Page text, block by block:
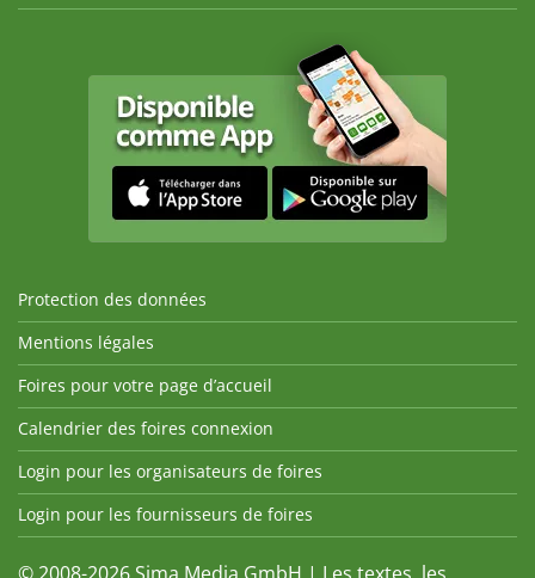
Protection des données
Mentions légales
Foires pour votre page d’accueil
Calendrier des foires connexion
Login pour les organisateurs de foires
Login pour les fournisseurs de foires